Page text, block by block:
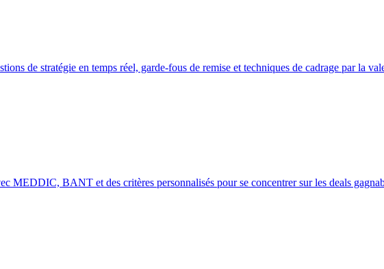
de stratégie en temps réel, garde-fous de remise et techniques de cadrage par la
MEDDIC, BANT et des critères personnalisés pour se concentrer sur les deals